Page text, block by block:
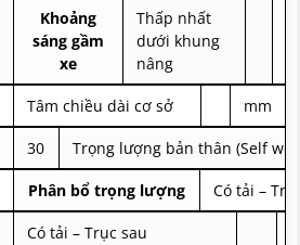
Khoảng
sáng gầm
xe
Thấp nhất
dưới khung
nâng
Tâm chiều dài cơ sở mm
30 Trọng lượng bản thân (Self
Phân bổ trọng lượng Có tải –
Có tải – Trục sau